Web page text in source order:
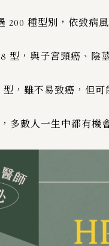
200 種型別，依致病風
型，與子宮頸癌、陰
型，雖不易致癌，但
多數人一生中都有機